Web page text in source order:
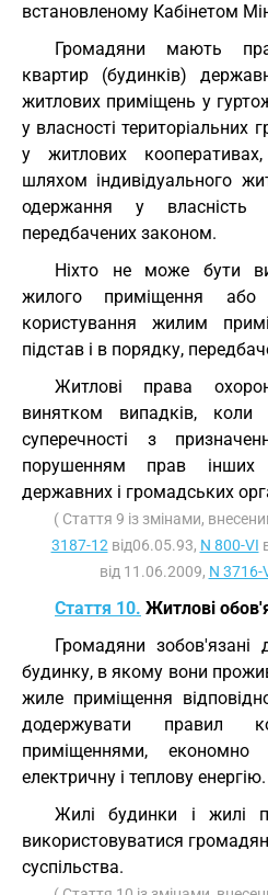
встановленому Кабінетом
Громадяни мають
квартир (будинків)
житлових приміщень у
у власності територіальних
у житлових
шляхом індивідуального
одержання у власність
передбачених законом.
Ніхто не може бути
жилого приміщення
користування жилим
підстав і в порядку,
Житлові права
винятком випадків,
суперечності з
порушенням прав
державних і громадських
( Стаття 9 із змінами,
3187-12 від06.05.93, N 800-VI
від 11.06.2009, N 3716-
Стаття 10. Житлові
Громадяни зобов'язані
будинку, в якому вони
жиле приміщення
додержувати правил
приміщеннями, економно
електричну і теплову енергію.
Жилі будинки і жилі
використовуватися
суспільства.